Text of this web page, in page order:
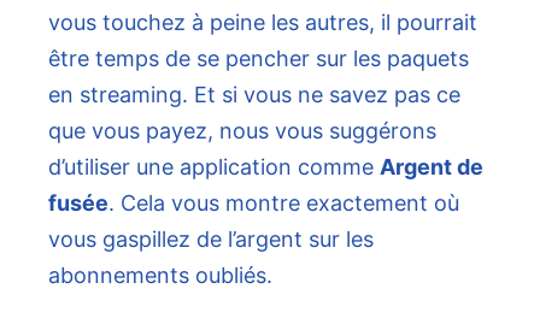
vous touchez à peine les autres, il pourrait
être temps de se pencher sur les paquets
en streaming. Et si vous ne savez pas ce
que vous payez, nous vous suggérons
d’utiliser une application comme Argent de
fusée. Cela vous montre exactement où
vous gaspillez de l’argent sur les
abonnements oubliés.